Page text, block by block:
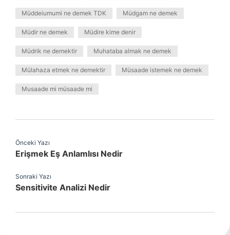
Müddeiumumi ne demek TDK Müdgam ne demek
Müdir ne demek Müdire kime denir
Müdrik ne demektir Muhataba almak ne demek
Mülahaza etmek ne demektir Müsaade istemek ne demek
Musaade mi müsaade mi
Önceki Yazı
Erişmek Eş Anlamlısı Nedir
Sonraki Yazı
Sensitivite Analizi Nedir